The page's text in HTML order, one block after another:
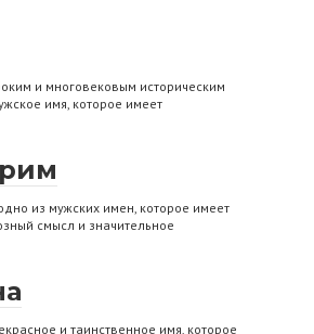
и многовековым историческим
имя, которое имеет
из мужских имен, которое имеет
смысл и значительное
и таинственное имя, которое